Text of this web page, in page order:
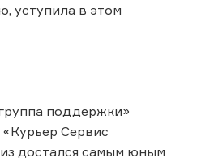
уступила в этом
поддержки»
Сервис
достался самым юным